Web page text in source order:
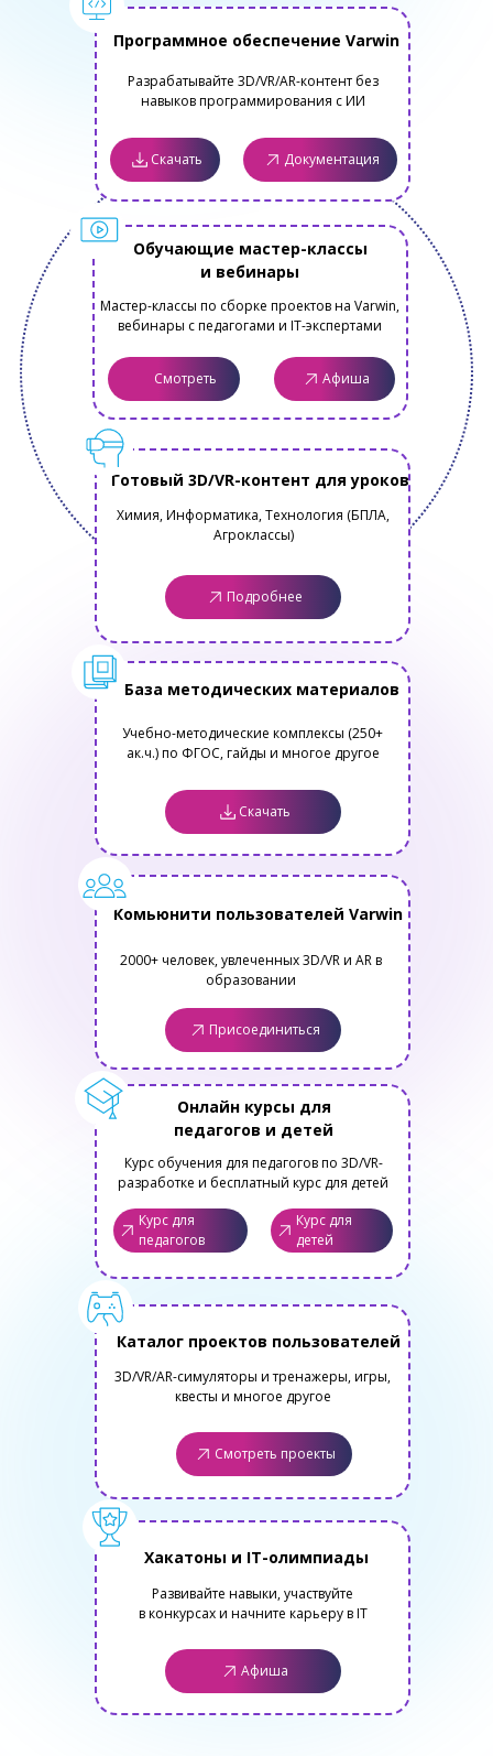
Химия, Информатика, Технология (БПЛА,
Агроклассы)
Готовый 3D/VR-контент для уроков
Подробнее
Смотреть Афиша
Мастер-классы по сборке проектов на Varwin,
вебинары с педагогами и IT-экспертами
Обучающие мастер-классы
и вебинары
Учебно-методические комплексы (250+
ак.ч.) по ФГОС, гайды и многое другое
База методических материалов
Скачать
Курс для
педагогов
Курс для
детей
Курс обучения для педагогов по 3D/VR-
разработке и бесплатный курс для детей
Онлайн курсы для
педагогов и детей
3D/VR/AR-симуляторы и тренажеры, игры,
квесты и многое другое
Каталог проектов пользователей
Смотреть проекты
2000+ человек, увлеченных 3D/VR и AR в
образовании
Комьюнити пользователей Varwin
Присоединиться
Развивайте навыки, участвуйте
в конкурсах и начните карьеру в IT
Хакатоны и IT-олимпиады
Афиша
Скачать Документация
Разрабатывайте 3D/VR/AR-контент без
навыков программирования с ИИ
Программное обеспечение Varwin